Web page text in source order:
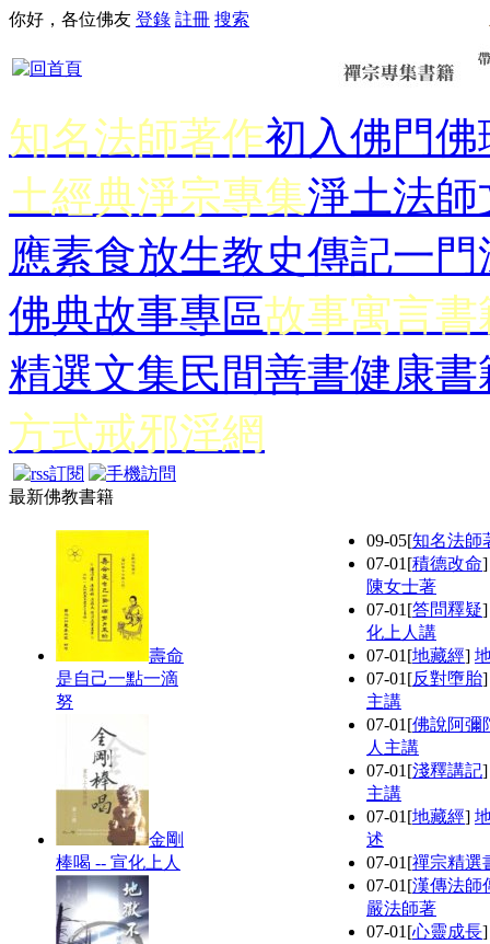
你好，各位佛友 登錄 註冊 搜索
知名法師著作初入佛門佛
土經典淨宗專集淨土法師
應素食放生教史傳記一門
佛典故事專區故事寓言書
精選文集民間善書健康書
方式戒邪淫網
最新佛教書籍
壽命
是自己一點一滴
努
金剛
棒喝 -- 宣化上人
09-05[知名法師
07-01 [積德改命
陳女士著
07-01 [答問釋疑
化上人講
07-01 [地藏經]
07-01 [反對墮胎
主講
07-01 [佛說阿彌
人主講
07-01 [淺釋講記
主講
07-01 [地藏經]
述
07-01 [禪宗精選
07-01 [漢傳法師
嚴法師著
07-01 [心靈成長